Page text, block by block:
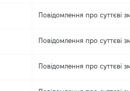
Повідомлення про суттєві
Повідомлення про суттєві
Повідомлення про суттєві